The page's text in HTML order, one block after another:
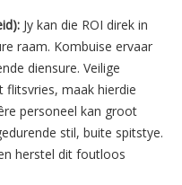
Jy kan die ROI direk in
raam. Kombuise ervaar
diensure. Veilige
maak hierdie
personeel kan groot
stil, buite spitstye.
herstel dit foutloos